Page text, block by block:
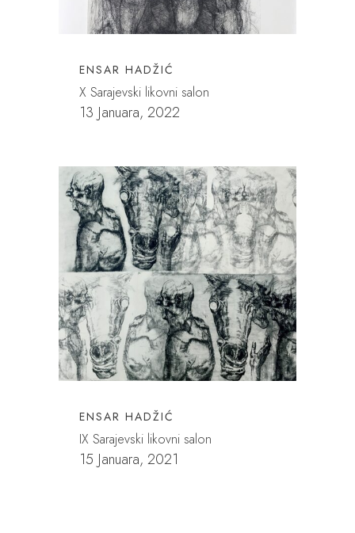
ENSAR HADŽIĆ
X Sarajevski likovni salon
13 Januara, 2022
ENSAR HADŽIĆ
IX Sarajevski likovni salon
15 Januara, 2021